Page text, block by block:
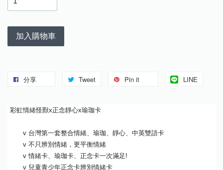
加入購物車
分享 Tweet Pin it LINE
彩虹情緒怪獸x正念靜心x瑜珈卡
v 台灣第一套整合情緒、瑜珈、靜心、中英雙語卡
v 不只辨別情緒，更平衡情緒
v 情緒卡、瑜珈卡、正念卡一次滿足!
v 兒童青少年正念卡辨別情緒卡